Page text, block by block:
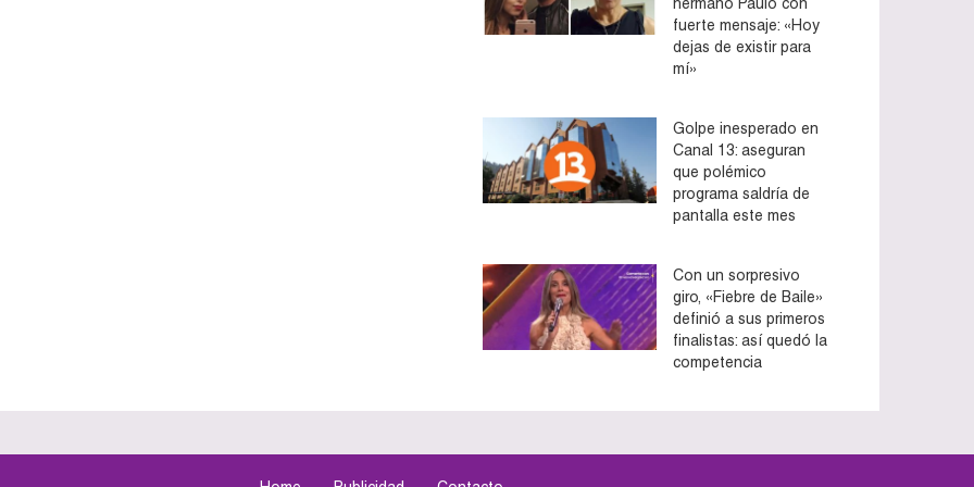
fuerte mensaje: «Hoy
dejas de existir para
mí»
Golpe inesperado en
Canal 13: aseguran
que polémico
programa saldría de
pantalla este mes
Con un sorpresivo
giro, «Fiebre de Baile»
definió a sus primeros
finalistas: así quedó la
competencia